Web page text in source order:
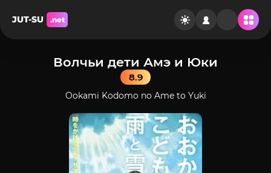
JUT-SU .net
Волчьи дети Амэ и Юки
8.9
Ookami Kodomo no Ame to Yuki